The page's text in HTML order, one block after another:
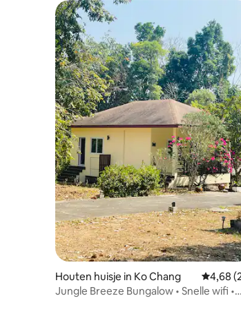
Houten huisje in Ko Chang
4,68
Jungle Breeze Bungalow • Snelle wifi •